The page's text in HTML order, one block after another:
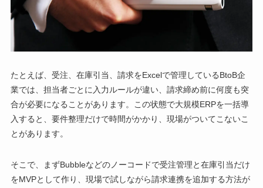
たとえば、受注、在庫引当、請求をExcelで管理しているBtoB企
業では、担当者ごとに入力ルールが違い、請求締め前に何度も突
合が必要になることがあります。この状態で大規模ERPを一括導
入すると、要件整理だけで時間がかかり、現場がついてこないこ
とがあります。
そこで、まずBubbleなどのノーコードで受注管理と在庫引当だけ
をMVPとして作り、現場で試しながら請求連携を追加する方法が